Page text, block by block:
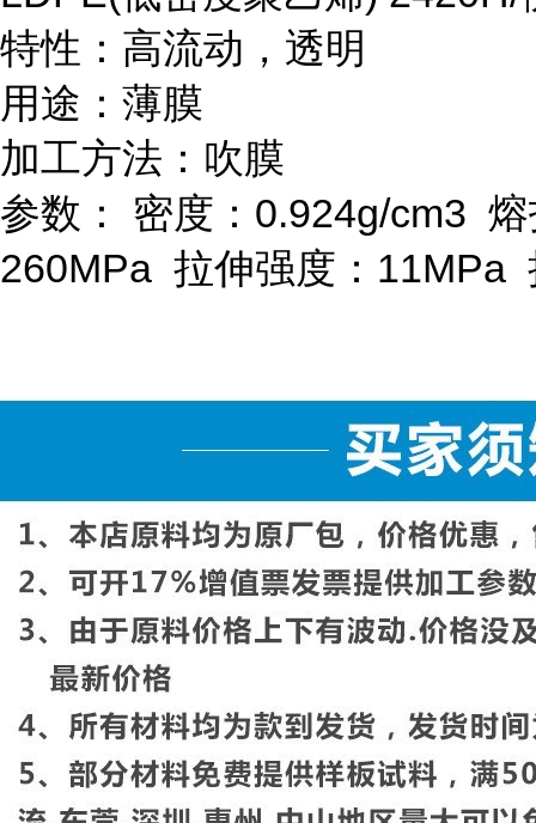
特性：高流动，透明
用途：薄膜
加工方法：吹膜
参数：
密度： 0.924g/cm3
260MPa 拉伸强度： 11MPa